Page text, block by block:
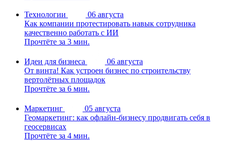
Технологии
06 августа
Как компании протестировать навык сотрудника
качественно работать с ИИ
Прочтёте за 3 мин.
Идеи для бизнеса
06 августа
От винта! Как устроен бизнес по строительству
вертолётных площадок
Прочтёте за 6 мин.
Маркетинг
05 августа
Геомаркетинг: как офлайн-бизнесу продвигать себя в
геосервисах
Прочтёте за 4 мин.